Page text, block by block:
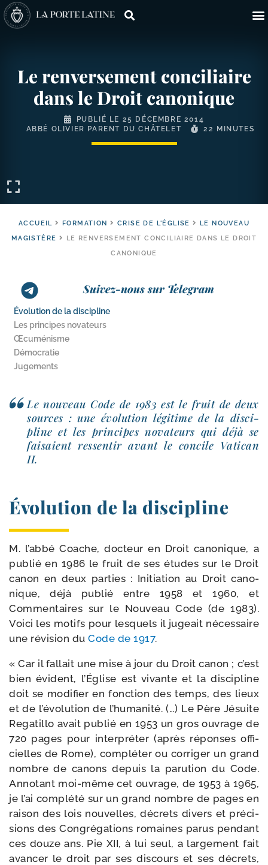
Le renversement conciliaire
dans le Droit canonique
PUBLIÉ LE 25 DÉCEMBRE 2014
ABBÉ OLIVIER PARENT DU CHÂTELET
22 MINUTES
ACCUEIL FORMATION CRISE DE L'ÉGLISE
LE NOUVEAU
MAGISTÈRE
LE RENVERSEMENT CONCILIAIRE DANS LE DROIT
CANONIQUE
Suivez-nous sur Telegram
Évolution de la discipline
Les principes novateurs
Œcuménisme
Démocratie
Jugements
Le nou­veau Code de 1983 est le fruit de deux
sources : une évo­lu­tion légi­time de la dis­ci­
pline et les prin­cipes nova­teurs qui déjà se
fai­saient res­sen­tir avant le concile Vatican
II.
Évolution de la discipline
M. l’abbé Coache, doc­teur en Droit cano­nique, a
publié en 1986 le fruit de ses études sur le Droit
canon en deux par­ties : Initiation au Droit cano­
nique, déjà publié entre 1958 et 1960, et
Commentaires sur le Nouveau Code (de 1983).
Voici les motifs pour les­quels il jugeait néces­saire
une révi­sion du Code de 1917.
« Car il fal­lait une mise à jour du Droit canon ; c’est
bien évident, l’Église est vivante et la dis­ci­pline
doit se modi­fier en fonc­tion des temps, des lieux
et de l’évolution de l’humanité. (…) Le Père Jésuite
Regatillo avait publié en 1953 un gros ouvrage de
720 pages pour inter­pré­ter (après réponses offi­
cielles de Rome), com­plé­ter ou cor­ri­ger un grand
nombre de canons depuis la paru­tion du Code.
Annotant moi-​même cet ouvrage, de 1953 à 1965,
je l’ai com­plé­té sur un grand nombre de pages en
rai­son des lois nou­velles, décrets divers et pré­ci­
sions des Congrégations romaines parus pen­dant
ces douze ans. Pie XII, à lui seul, a lar­ge­ment fait
avan­cer le droit par ses dis­cours et ses décrets,